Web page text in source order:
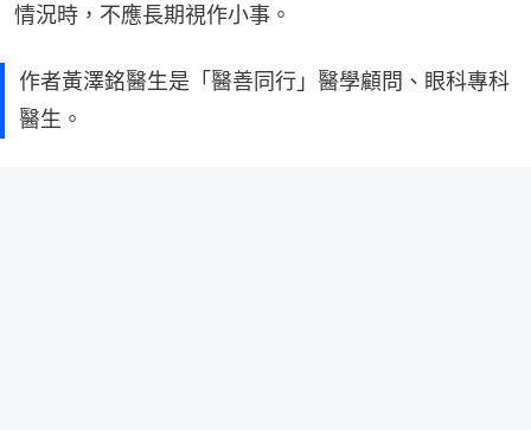
情況時，不應長期視作小事。
作者黃澤銘醫生是「醫善同行」醫學顧問、眼科專科
醫生。